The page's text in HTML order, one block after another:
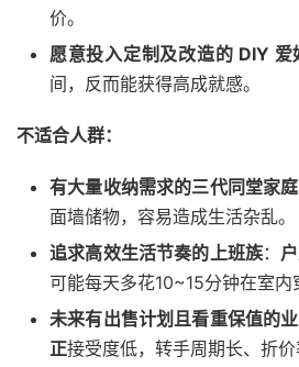
价。
愿意投入定制及改造的 DIY 爱
间，反而能获得高成就感。
不适合人群：
有大量收纳需求的三代同堂家庭
面墙储物，容易造成生活杂乱。
追求高效生活节奏的上班族：
可能每天多花10~15分钟在室内
未来有出售计划且看重保值的
正接受度低，转手周期长、折价